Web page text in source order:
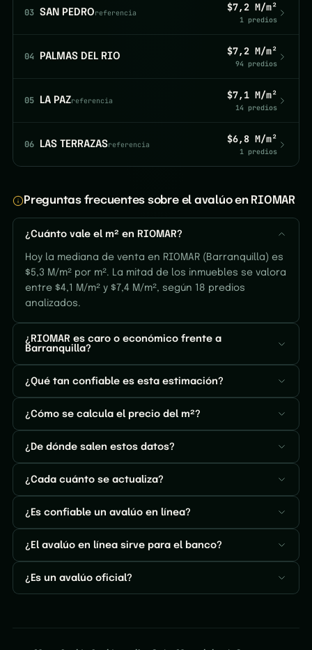
03 SAN PEDROreferencia $7,2 M/m²
1 predios
04 PALMAS DEL RIO $7,2 M/m²
94 predios
05 LA PAZreferencia $7,1 M/m²
14 predios
06 LAS TERRAZASreferencia $6,8 M/m²
1 predios
Preguntas frecuentes sobre el avalúo en RIOMAR
¿Cuánto vale el m² en RIOMAR?
Hoy la mediana de venta en RIOMAR (Barranquilla) es
$5,3 M/m² por m². La mitad de los inmuebles se valora
entre $4,1 M/m² y $7,4 M/m², según 18 predios
analizados.
¿RIOMAR es caro o económico frente a
Barranquilla?
¿Qué tan confiable es esta estimación?
¿Cómo se calcula el precio del m²?
¿De dónde salen estos datos?
¿Cada cuánto se actualiza?
¿Es confiable un avalúo en línea?
¿El avalúo en línea sirve para el banco?
¿Es un avalúo oficial?